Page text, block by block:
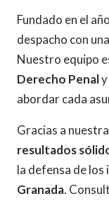
Fundado en el
despacho con
Nuestro equipo
Derecho Penaly
abordar cada
Gracias a
resultados
la defensa de
Granada.